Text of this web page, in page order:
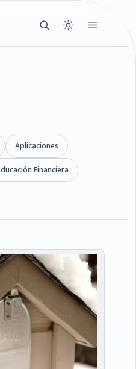
Aplicaciones
Financiera